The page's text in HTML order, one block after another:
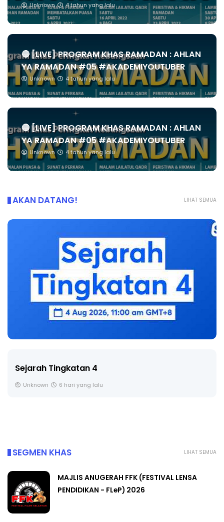
Unknown 4 tahun yang lalu
🔴 [LIVE] PROGRAM KHAS RAMADAN : AHLAN
YA RAMADAN #05 #AKADEMIYOUTUBER
Unknown 4 tahun yang lalu
🔴 [LIVE] PROGRAM KHAS RAMADAN : AHLAN
YA RAMADAN #05 #AKADEMIYOUTUBER
Unknown 4 tahun yang lalu
LIHAT SEMUA
AKAN DATANG!
Sejarah Tingkatan 4
Unknown 6 hari yang lalu
LIHAT SEMUA
SEGMEN KHAS
MAJLIS ANUGERAH FFK (FESTIVAL LENSA
PENDIDIKAN - FLeP) 2026